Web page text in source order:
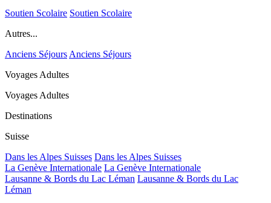
Soutien Scolaire Soutien Scolaire
Autres...
Anciens Séjours Anciens Séjours
Voyages Adultes
Voyages Adultes
Destinations
Suisse
Dans les Alpes Suisses Dans les Alpes Suisses
La Genève Internationale La Genève Internationale
Lausanne & Bords du Lac Léman Lausanne & Bords du Lac
Léman